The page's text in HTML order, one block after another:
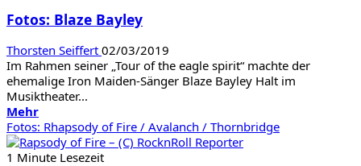
Evergrey
Fotos: Blaze Bayley
Thorsten Seiffert 02/03/2019
Im Rahmen seiner „Tour of the eagle spirit“ machte der
ehemalige Iron Maiden-Sänger Blaze Bayley Halt im
Musiktheater...
MehrMehr
Informationen
über
Fotos:
Fotos: Rhapsody of Fire / Avalanch / Thornbridge
1 Minute Lesezeit